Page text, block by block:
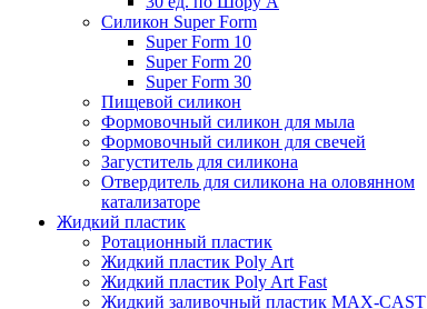
Силикон Super Form
Super Form 10
Super Form 20
Super Form 30
Пищевой силикон
Формовочный силикон для мыла
Формовочный силикон для свечей
Загуститель для силикона
Отвердитель для силикона на оловянном
катализаторе
Жидкий пластик
Ротационный пластик
Жидкий пластик Poly Art
Жидкий пластик Poly Art Fast
Жидкий заливочный пластик MAX-CAST